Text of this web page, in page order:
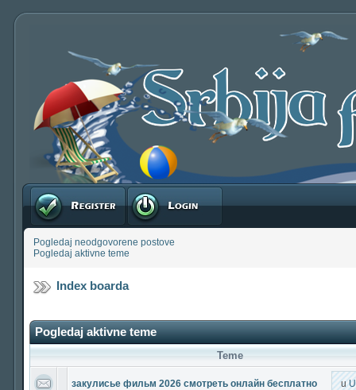
Registruj se Prijavite se
Pogledaj neodgovorene postove
Pogledaj aktivne teme
Index boarda
Pogledaj aktivne teme
Teme
закулисье фильм 2026 смотреть онлайн бесплатно u